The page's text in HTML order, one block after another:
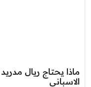
ماذا يحتاج ريال
الاسباني